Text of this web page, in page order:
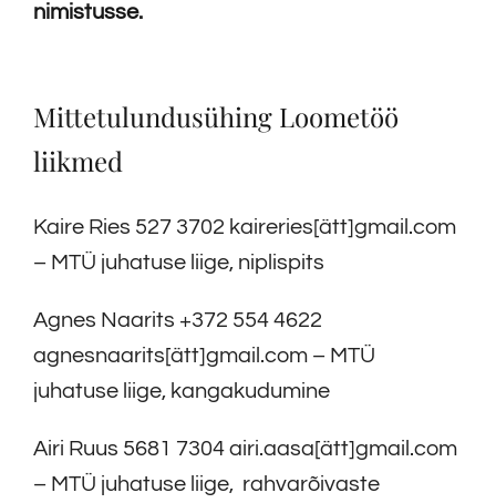
nimistusse.
Mittetulundusühing Loometöö
liikmed
Kaire Ries 527 3702 kaireries[ätt]gmail.com
– MTÜ juhatuse liige, niplispits
Agnes Naarits +372 554 4622
agnesnaarits[ätt]gmail.com – MTÜ
juhatuse liige, kangakudumine
Airi Ruus 5681 7304 airi.aasa[ätt]gmail.com
– MTÜ juhatuse liige, rahvarõivaste